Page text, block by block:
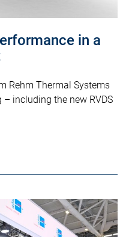
in a
Rehm Thermal Systems
including the new RVDS